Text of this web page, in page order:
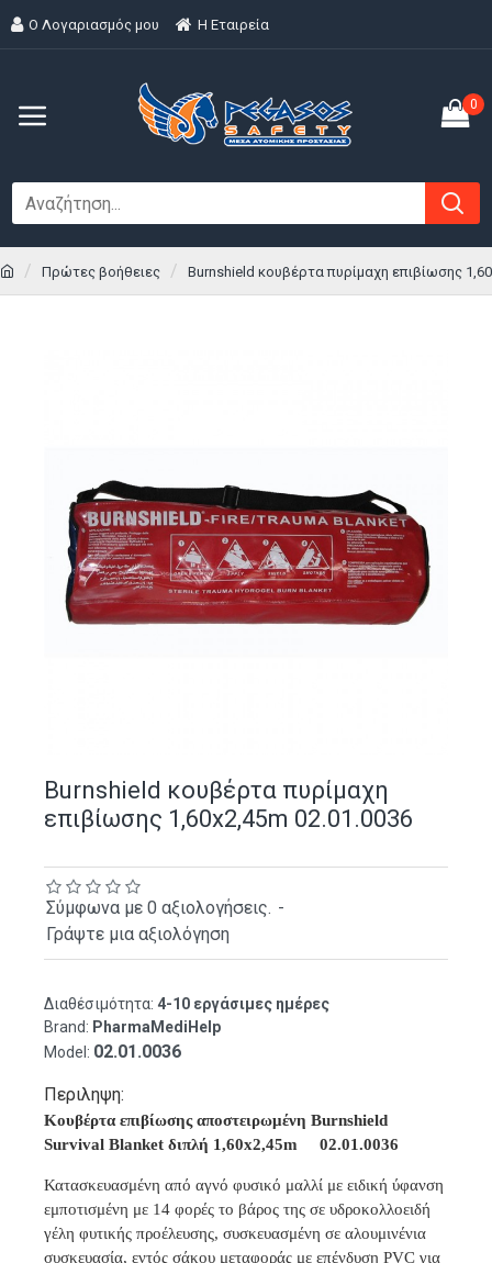
Ο Λογαριασμός μου H Εταιρεία
0
Πρώτες βοήθειες Burnshield κουβέρτα πυρίμαχη επιβίωσης
Burnshield κουβέρτα πυρίμαχη
επιβίωσης 1,60x2,45m 02.01.0036
Διαθέσιμότητα: 4-10 εργάσιμες ημέρες
Brand: PharmaMediHelp
Model: 02.01.0036
Σύμφωνα με 0 αξιολογήσεις. -
Γράψτε μια αξιολόγηση
Περιληψη:
Κουβέρτα επιβίωσης αποστειρωμένη Burnshield
Survival Blanket διπλή 1,60x2,45m 02.01.0036
Κατασκευασμένη από αγνό φυσικό μαλλί με ειδική ύφανση
εμποτισμένη με 14 φορές το βάρος της σε υδροκολλοειδή
γέλη φυτικής προέλευσης, συσκευασμένη σε αλουμινένια
συσκευασία, εντός σάκου μεταφοράς με επένδυση PVC για